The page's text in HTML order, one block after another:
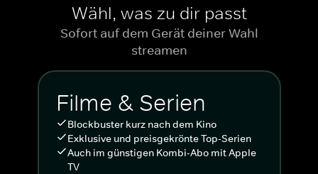
Wähl, was zu dir passt
Sofort auf dem Gerät deiner Wahl
streamen
Filme & Serien
Blockbuster kurz nach dem Kino
Exklusive und preisgekrönte Top-Serien
Auch im günstigen Kombi-Abo mit Apple
TV